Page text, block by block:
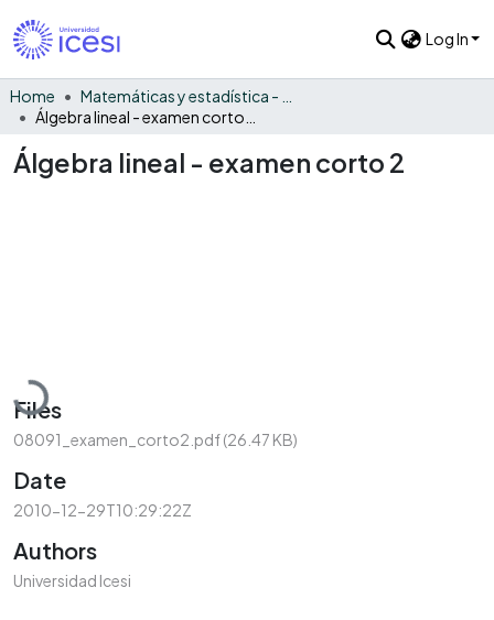
Log In
Home
Álgebra lineal - examen corto 2
Loading...
Files
08091_examen_corto2.pdf(26.47 KB)
Date
2010-12-29T10:29:22Z
Authors
Universidad Icesi